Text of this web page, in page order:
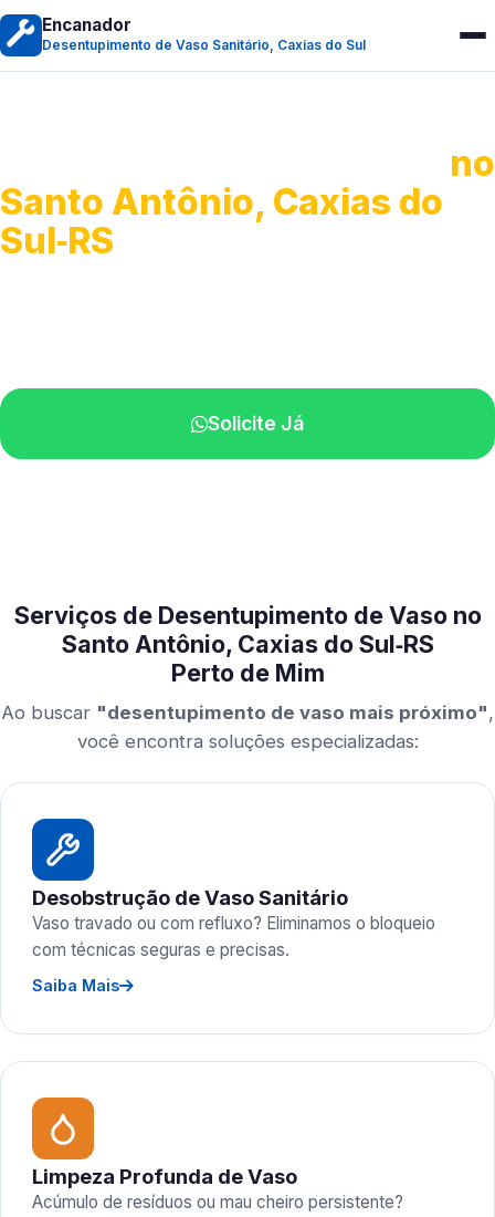
Encanador
Desentupimento de Vaso Sanitário, Caxias do Sul
no
Santo Antônio, Caxias do
Sul‑RS
Solicite Já
Serviços de Desentupimento de Vaso no
Santo Antônio, Caxias do Sul‑RS
Perto de Mim
Ao buscar "desentupimento de vaso mais próximo",
você encontra soluções especializadas:
Desobstrução de Vaso Sanitário
Vaso travado ou com refluxo? Eliminamos o bloqueio
com técnicas seguras e precisas.
Saiba Mais
Limpeza Profunda de Vaso
Acúmulo de resíduos ou mau cheiro persistente?